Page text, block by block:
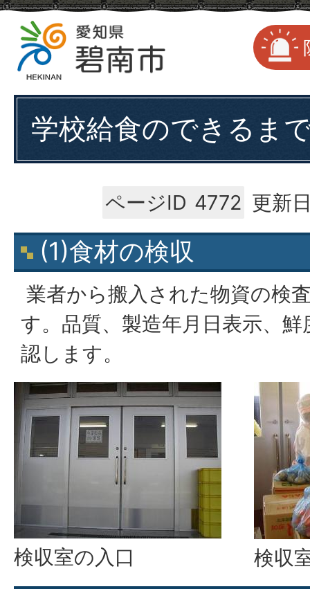
学校給食のできるま
ページID 4772 更新
(1)食材の検収
業者から搬入された物資の検
す。品質、製造年月日表示、
認します。
検収室の入口 検収